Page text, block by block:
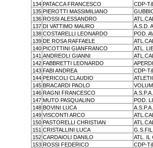
134 PATACCA FRANCESCO
CDP-
135 PIEROTTI MASSIMILIANO
136 ROSSI ALESSANDRO
137 DI VATTIMO MAURO
A.S.D.
138 COSTARELLI LEONARDO
POD.
139 DE ROSA RAFFAELE
140 PICOTTINI GIANFRANCO
ATL.
141 ANDREOLI GIANNI
142 FABBRETTI LEONARDO
143 FABI ANDREA
CDP-
144 PERICOLI CLAUDIO
145 BRACARDI PAOLO
146 RAGNI FRANCESCO
147 MUTO PASQUALINO
POD.
148 BOVINI LUCA
149 VISCONTI ARCO
150 PASTORELLI CHRISTIAN
151 CRISTALLINI LUCA
152 CARDAIOLI DANILO
ATL. IL
153 ROSSI FEDERICO
CDP-